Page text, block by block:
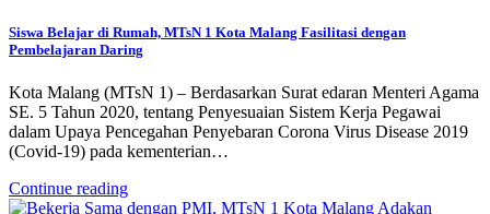
Siswa Belajar di Rumah, MTsN 1 Kota Malang Fasilitasi dengan
Pembelajaran Daring
Kota Malang (MTsN 1) – Berdasarkan Surat edaran Menteri Agama
SE. 5 Tahun 2020, tentang Penyesuaian Sistem Kerja Pegawai
dalam Upaya Pencegahan Penyebaran Corona Virus Disease 2019
(Covid-19) pada kementerian…
Continue reading